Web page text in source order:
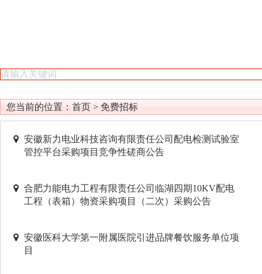
您当前的位置： 首页 > 免费招标
安徽新力电业科技咨询有限责任公司配电检测试验室
管控平台采购项目竞争性磋商公告
合肥力能电力工程有限责任公司临湖四期10KV配电
工程（表箱）物资采购项目（二次）采购公告
安徽医科大学第一附属医院引进品牌餐饮服务单位项
目